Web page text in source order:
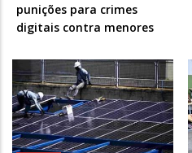
punições para crimes
digitais contra menores